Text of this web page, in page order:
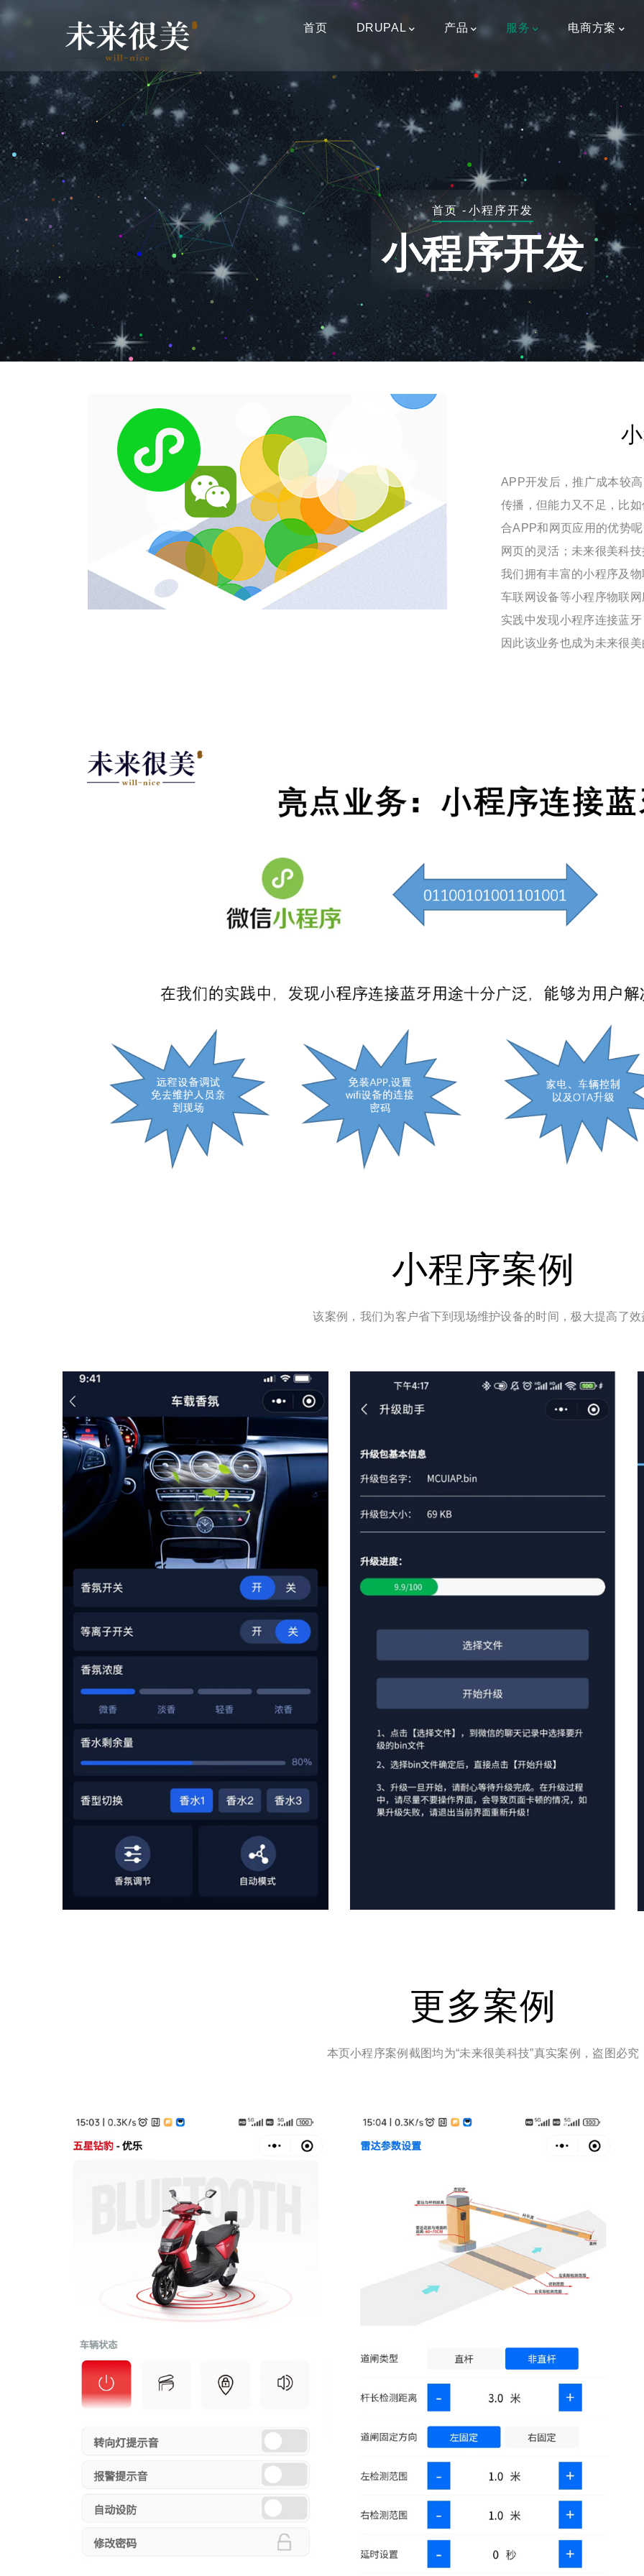
跳
主
要
内
容
导首页 DRUPAL 产品 服务 电商方案
面
包
屑
首页 - 小程序开发
小程序开发
APP开发后，推广成本较
传播，但能力又不足，比
合APP和网页应用的优势
网页的灵活；未来很美科
我们拥有丰富的小程序及
车联网设备等小程序物联
实践中发现小程序连接蓝
因此该业务也成为未来很
小程序案例
该案例，我们为客户省下到现场维护设备的时间，极大提高了效
更多案例
本页小程序案例截图均为“未来很美科技”真实案例，盗图必究